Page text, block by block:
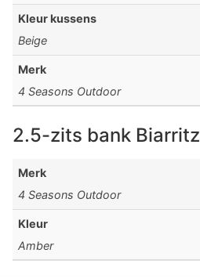
Kleur kussens
Beige
Merk
4 Seasons Outdoor
2.5-zits bank Biarritz
Merk
4 Seasons Outdoor
Kleur
Amber